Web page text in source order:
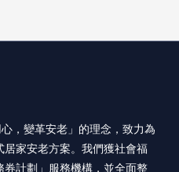
，變革安老」的理念，致力為
家安老方案。我們獲社會福
計劃」服務機構，並全面整